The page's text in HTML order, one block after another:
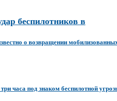
беспилотников в
о возвращении
часа под знаком беспилотной